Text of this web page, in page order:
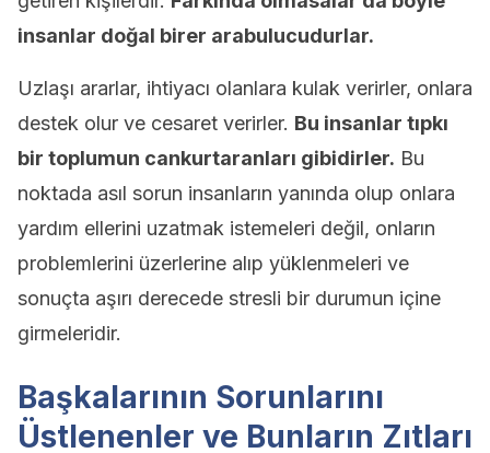
insanlar doğal birer arabulucudurlar.
Uzlaşı ararlar, ihtiyacı olanlara kulak verirler, onlara
destek olur ve cesaret verirler. Bu insanlar tıpkı
bir toplumun cankurtaranları gibidirler. Bu
noktada asıl sorun insanların yanında olup onlara
yardım ellerini uzatmak istemeleri değil, onların
problemlerini üzerlerine alıp yüklenmeleri ve
sonuçta aşırı derecede stresli bir durumun içine
girmeleridir.
Başkalarının Sorunlarını
Üstlenenler ve Bunların Zıtları